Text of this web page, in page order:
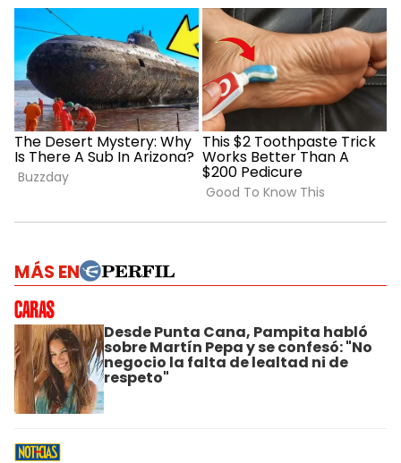
MÁS EN
Desde Punta Cana, Pampita habló
sobre Martín Pepa y se confesó: "No
negocio la falta de lealtad ni de
respeto"